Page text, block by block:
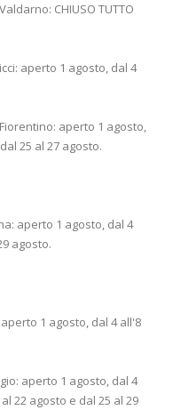
CHIUSO TUTTO
aperto 1 agosto, dal 4
aperto 1 agosto,
25 al 27 agosto.
aperto 1 agosto, dal 4
agosto.
1 agosto, dal 4 all'8
aperto 1 agosto, dal 4
22 agosto e dal 25 al 29